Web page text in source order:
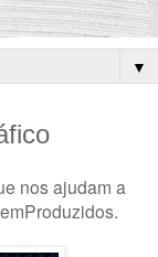
▼
nos ajudam a